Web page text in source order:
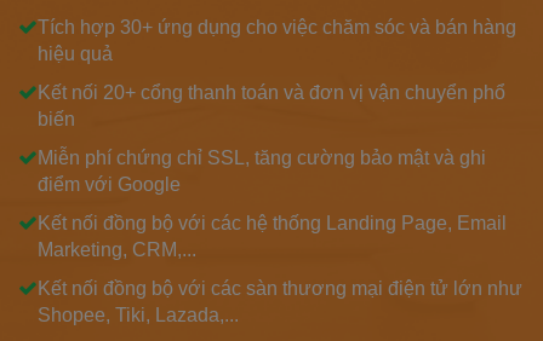
Tích hợp 30+ ứng dụng cho việc chăm sóc và bán hàng
hiệu quả
Kết nối 20+ cổng thanh toán và đơn vị vận chuyển phổ
biến
Miễn phí chứng chỉ SSL, tăng cường bảo mật và ghi
điểm với Google
Kết nối đồng bộ với các hệ thống Landing Page, Email
Marketing, CRM,...
Kết nối đồng bộ với các sàn thương mại điện tử lớn như
Shopee, Tiki, Lazada,...